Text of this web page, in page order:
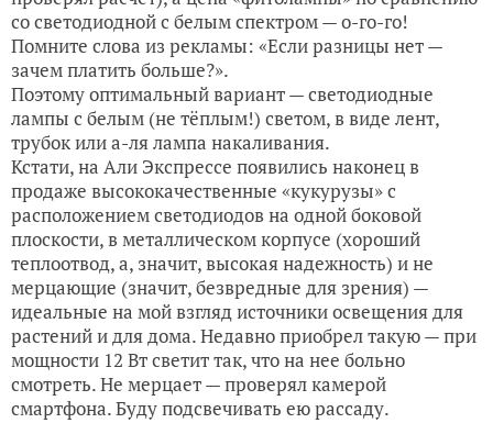
со светодиодной с белым спектром — о-го-го!
Помните слова из рекламы: «Если разницы нет —
зачем платить больше?».
Поэтому оптимальный вариант — светодиодные
лампы с белым (не тёплым!) светом, в виде лент,
трубок или а-ля лампа накаливания.
Кстати, на Али Экспрессе появились наконец в
продаже высококачественные «кукурузы» с
расположением светодиодов на одной боковой
плоскости, в металлическом корпусе (хороший
теплоотвод, а, значит, высокая надежность) и не
мерцающие (значит, безвредные для зрения) —
идеальные на мой взгляд источники освещения для
растений и для дома. Недавно приобрел такую — при
мощности 12 Вт светит так, что на нее больно
смотреть. Не мерцает — проверял камерой
смартфона. Буду подсвечивать ею рассаду.